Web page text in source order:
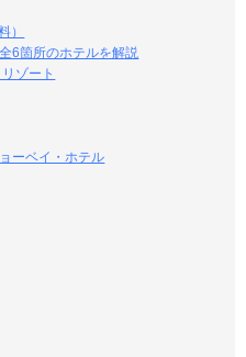
）
6箇所のホテルを解説
ゾート
ーベイ・ホテル